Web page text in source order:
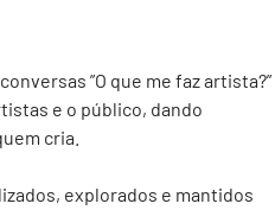
”O que me faz artista?”
e o público, dando
cria.
explorados e mantidos